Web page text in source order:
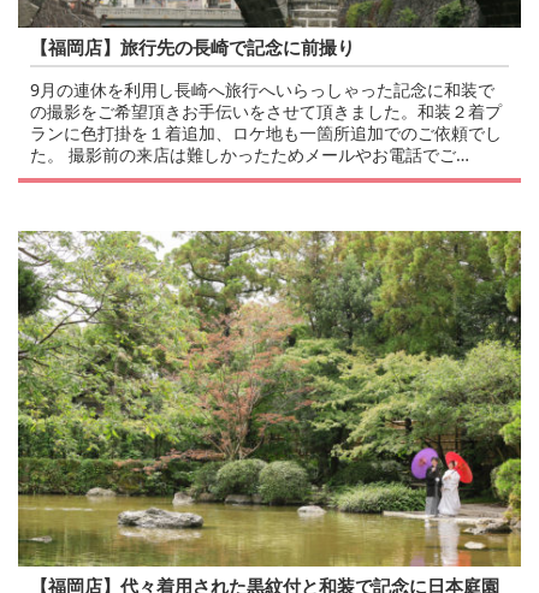
【福岡店】旅行先の長崎で記念に前撮り
9月の連休を利用し長崎へ旅行へいらっしゃった記念に和装で
の撮影をご希望頂きお手伝いをさせて頂きました。和装２着プ
ランに色打掛を１着追加、ロケ地も一箇所追加でのご依頼でし
た。 撮影前の来店は難しかったためメールやお電話でご…
【福岡店】代々着用された黒紋付と和装で記念に日本庭園